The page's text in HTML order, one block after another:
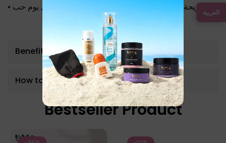
• ريحة دافئة وناعمة بتفضل معاكي كذكرى من أول يوم حب
Benefits
How to use
Bestseller Product
العربية